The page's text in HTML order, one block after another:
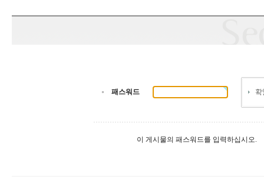
패스워드
이 게시물의 패스워드를 입력하십시오.